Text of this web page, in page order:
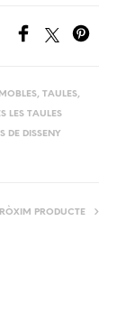
MOBLES, TAULES,
LES TAULES
DE DISSENY
PRODUCTE